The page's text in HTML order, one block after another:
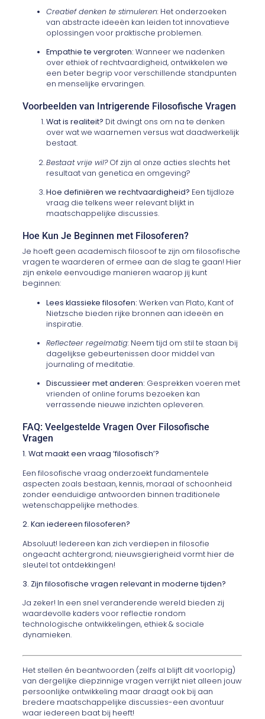
Creatief denken te stimuleren: Het onderzoeken
van abstracte ideeën kan leiden tot innovatieve
oplossingen voor praktische problemen.
Empathie te vergroten: Wanneer we nadenken
over ethiek of rechtvaardigheid, ontwikkelen we
een beter begrip voor verschillende standpunten
en menselijke ervaringen.
Voorbeelden van Intrigerende Filosofische Vragen
Wat is realiteit? Dit dwingt ons om na te denken
over wat we waarnemen versus wat daadwerkelijk
bestaat.
Bestaat vrije wil?Of zijn al onze acties slechts het
resultaat van genetica en omgeving?
Hoe definiëren we rechtvaardigheid? Een tijdloze
vraag die telkens weer relevant blijkt in
maatschappelijke discussies.
Hoe Kun Je Beginnen met Filosoferen?
Je hoeft geen academisch filosoof te zijn om filosofische
vragen te waarderen of ermee aan de slag te gaan! Hier
zijn enkele eenvoudige manieren waarop jij kunt
beginnen:
Lees klassieke filosofen: Werken van Plato, Kant of
Nietzsche bieden rijke bronnen aan ideeën en
inspiratie.
Reflecteer regelmatig: Neem tijd om stil te staan bij
dagelijkse gebeurtenissen door middel van
journaling of meditatie.
Discussieer met anderen: Gesprekken voeren met
vrienden of online forums bezoeken kan
verrassende nieuwe inzichten opleveren.
FAQ: Veelgestelde Vragen Over Filosofische
Vragen
1. Wat maakt een vraag ‘filosofisch’?
Een filosofische vraag onderzoekt fundamentele
aspecten zoals bestaan, kennis, moraal of schoonheid
zonder eenduidige antwoorden binnen traditionele
wetenschappelijke methodes.
2. Kan iedereen filosoferen?
Absoluut! Iedereen kan zich verdiepen in filosofie
ongeacht achtergrond; nieuwsgierigheid vormt hier de
sleutel tot ontdekkingen!
3. Zijn filosofische vragen relevant in moderne tijden?
Ja zeker! In een snel veranderende wereld bieden zij
waardevolle kaders voor reflectie rondom
technologische ontwikkelingen, ethiek & sociale
dynamieken.
Het stellen én beantwoorden (zelfs al blijft dit voorlopig)
van dergelijke diepzinnige vragen verrijkt niet alleen jouw
persoonlijke ontwikkeling maar draagt ook bij aan
bredere maatschappelijke discussies-een avontuur
waar iedereen baat bij heeft!